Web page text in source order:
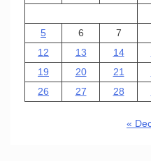
5
6 7
12
13 14
19
20 21
26
27 28
«